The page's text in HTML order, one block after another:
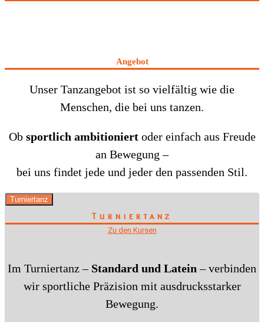
Angebot
Unser Tanzangebot ist so vielfältig wie die
Menschen, die bei uns tanzen.
Ob sportlich ambitioniertoder einfach aus Freude
an Bewegung –
bei uns findet jede und jeder den passenden Stil.
Turniertanz
Turniertanz
Zu den Kursen
Im Turniertanz – Standard und Latein – verbinden
wir sportliche Präzision mit ausdrucksstarker
Bewegung.